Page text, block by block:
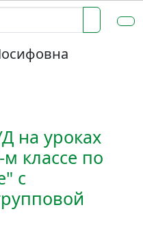
на уроках
классе по
с